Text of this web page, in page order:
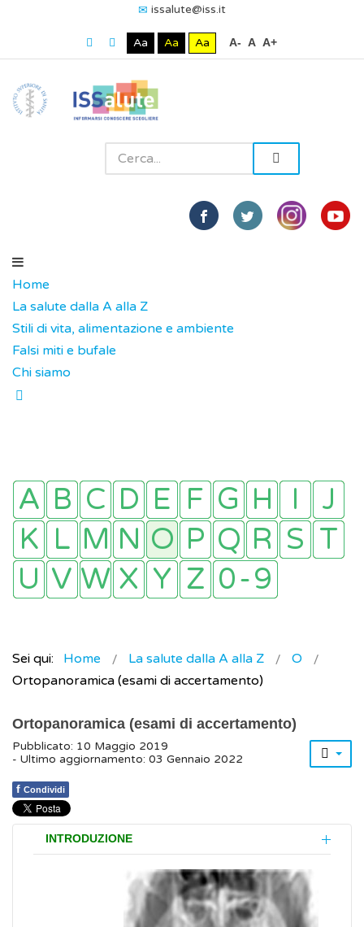
issalute@iss.it
Aa Aa Aa A- A A+
Home
La salute dalla A alla Z
Stili di vita, alimentazione e ambiente
Falsi miti e bufale
Chi siamo
Sei qui: Home La salute dalla A alla Z
O
Ortopanoramica (esami di accertamento)
Ortopanoramica (esami di accertamento)
Pubblicato: 10 Maggio 2019
- Ultimo aggiornamento: 03 Gennaio 2022
f Condividi
INTRODUZIONE